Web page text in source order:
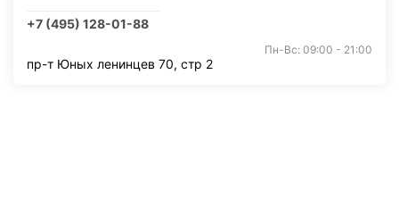
+7 (495) 128-01-88
Пн-Вс: 09:00 - 21:00
пр-т Юных ленинцев 70, стр 2